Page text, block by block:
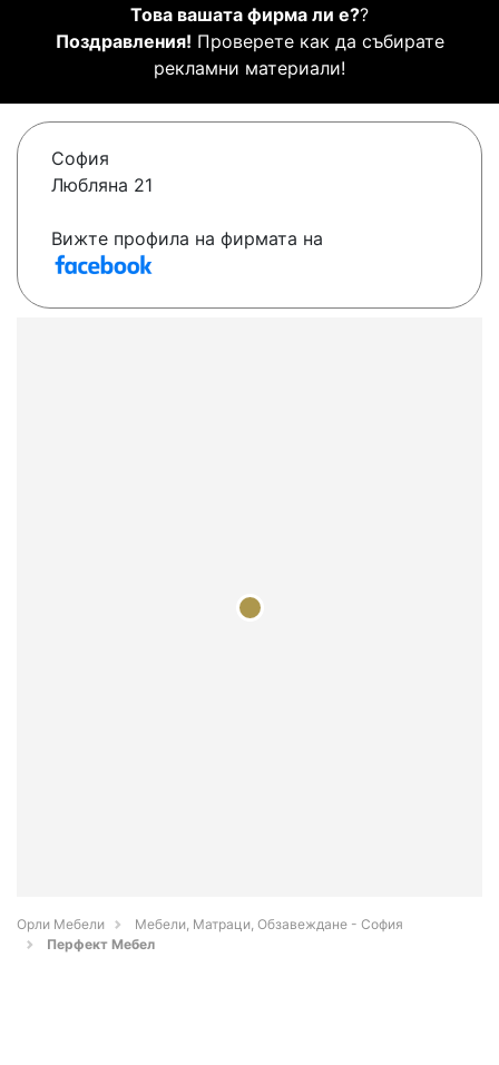
Това вашата фирма ли е??
Поздравления! Проверете как да събирате
рекламни материали!
София
Любляна 21
Вижте профила на фирмата на
Орли Мебели
Мебели, Матраци, Обзавеждане - София
Перфект Мебел